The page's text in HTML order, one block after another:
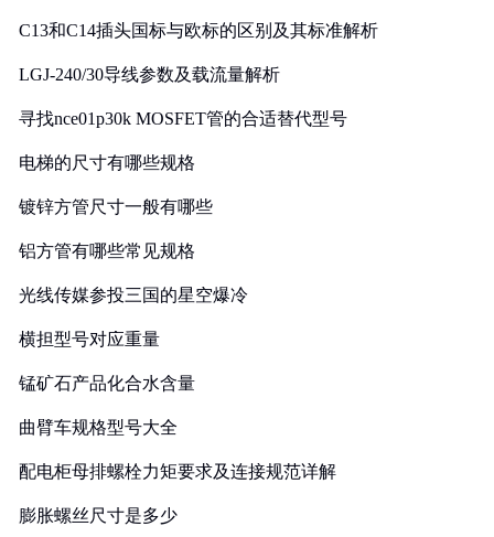
C13和C14插头国标与欧标的区别及其标准解析
LGJ-240/30导线参数及载流量解析
寻找nce01p30k MOSFET管的合适替代型号
电梯的尺寸有哪些规格
镀锌方管尺寸一般有哪些
铝方管有哪些常见规格
光线传媒参投三国的星空爆冷
横担型号对应重量
锰矿石产品化合水含量
曲臂车规格型号大全
配电柜母排螺栓力矩要求及连接规范详解
膨胀螺丝尺寸是多少